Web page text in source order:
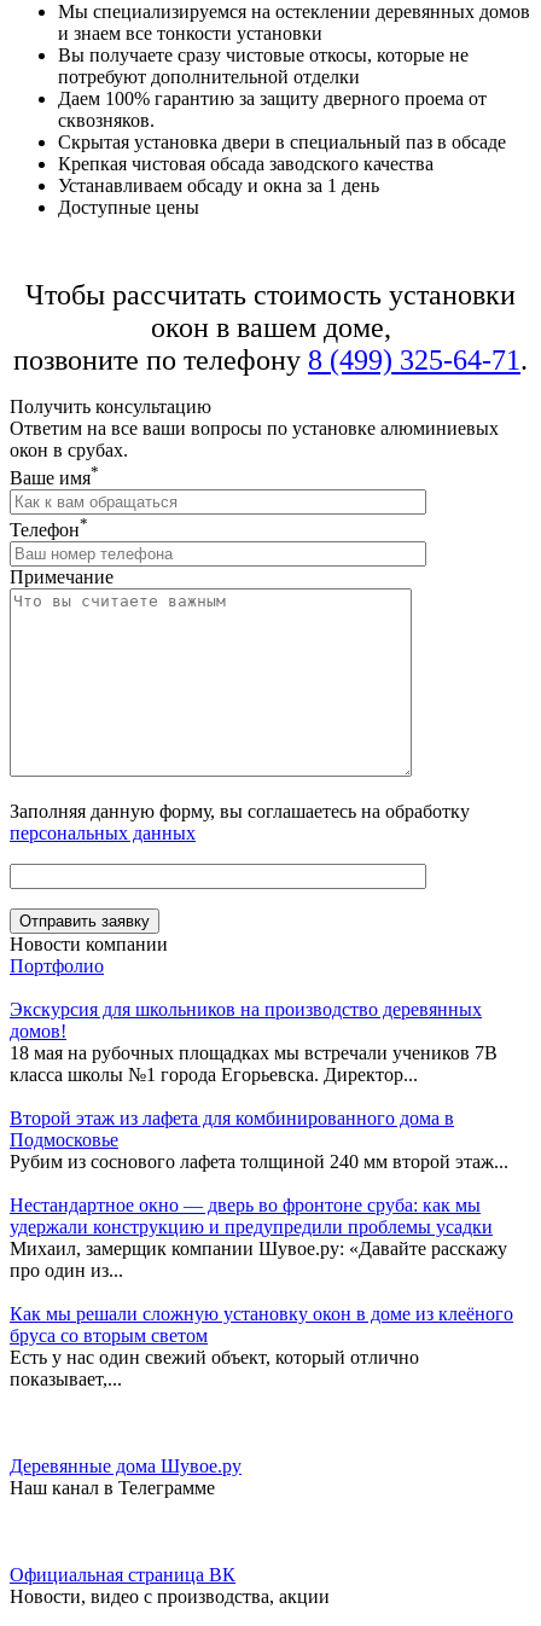
Мы специализируемся на остеклении деревянных домов
и знаем все тонкости установки
Вы получаете сразу чистовые откосы, которые не
потребуют дополнительной отделки
Даем 100% гарантию за защиту дверного проема от
сквозняков.
Скрытая установка двери в специальный паз в обсаде
Крепкая чистовая обсада заводского качества
Устанавливаем обсаду и окна за 1 день
Доступные цены
Чтобы рассчитать стоимость установки
окон в вашем доме,
позвоните по телефону 8 (499) 325-64-71.
Получить консультацию
Ответим на все ваши вопросы по установке алюминиевых
окон в срубах.
Ваше имя*
Телефон*
Примечание
Заполняя данную форму, вы соглашаетесь на обработку
персональных данных
Новости компании
Портфолио
Экскурсия для школьников на производство деревянных
домов!
18 мая на рубочных площадках мы встречали учеников 7В
класса школы №1 города Егорьевска. Директор...
Второй этаж из лафета для комбинированного дома в
Подмосковье
Рубим из соснового лафета толщиной 240 мм второй этаж...
Нестандартное окно — дверь во фронтоне сруба: как мы
удержали конструкцию и предупредили проблемы усадки
Михаил, замерщик компании Шувое.ру: «Давайте расскажу
про один из...
Как мы решали сложную установку окон в доме из клеёного
бруса со вторым светом
Есть у нас один свежий объект, который отлично
показывает,...
Деревянные дома Шувое.ру
Наш канал в Телеграмме
Официальная страница ВК
Новости, видео с производства, акции